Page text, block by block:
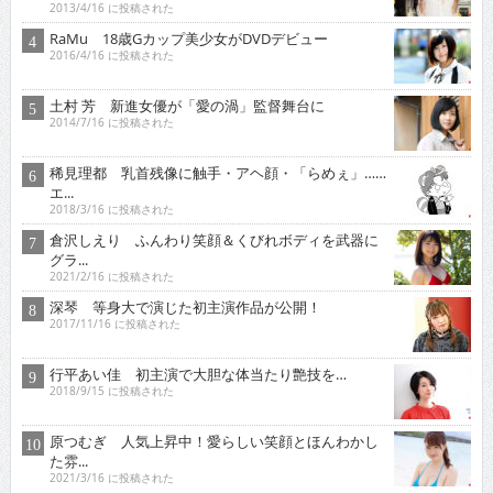
2013/4/16 に投稿された
RaMu 18歳Gカップ美少女がDVDデビュー
2016/4/16 に投稿された
土村 芳 新進女優が「愛の渦」監督舞台に
2014/7/16 に投稿された
稀見理都 乳首残像に触手・アヘ顔・「らめぇ」……
エ...
2018/3/16 に投稿された
倉沢しえり ふんわり笑顔＆くびれボディを武器に
グラ...
2021/2/16 に投稿された
深琴 等身大で演じた初主演作品が公開！
2017/11/16 に投稿された
行平あい佳 初主演で大胆な体当たり艶技を…
2018/9/15 に投稿された
原つむぎ 人気上昇中！愛らしい笑顔とほんわかし
た雰...
2021/3/16 に投稿された